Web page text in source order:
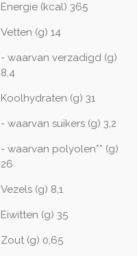
Energie (kcal) 365
Vetten (g) 14
- waarvan verzadigd (g)
8,4
Koolhydraten (g) 31
- waarvan suikers (g) 3,2
- waarvan polyolen** (g)
26
Vezels (g) 8,1
Eiwitten (g) 35
Zout (g) 0,65